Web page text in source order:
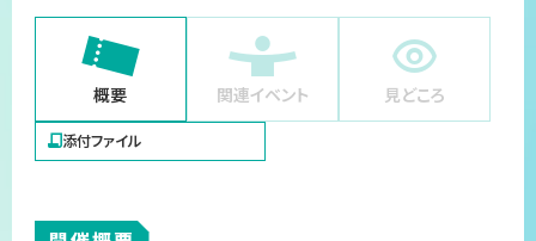
概要 関連イベント 見どころ
添付ファイル